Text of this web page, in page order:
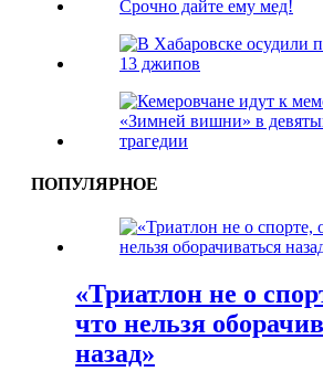
ПОПУЛЯРНОЕ
«Триатлон не о
что нельзя
назад»